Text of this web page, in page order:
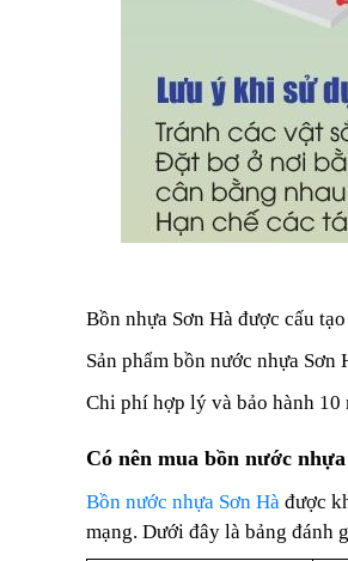
Bồn nhựa Sơn Hà được cấu
Sản phẩm bồn nước nhựa
Chi phí hợp lý và bảo hành 10
Có nên mua bồn nước
Bồn nước nhựa Sơn Hà được
mạng. Dưới đây là bảng đánh